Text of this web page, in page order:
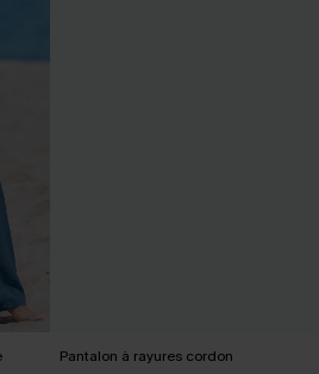
Pantalon à rayures cordon